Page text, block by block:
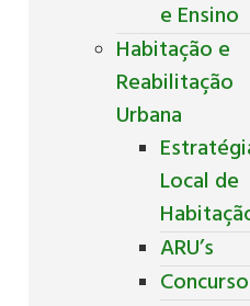
e Ensino
Habitação e
Reabilitação
Urbana
Local de
ARU’s